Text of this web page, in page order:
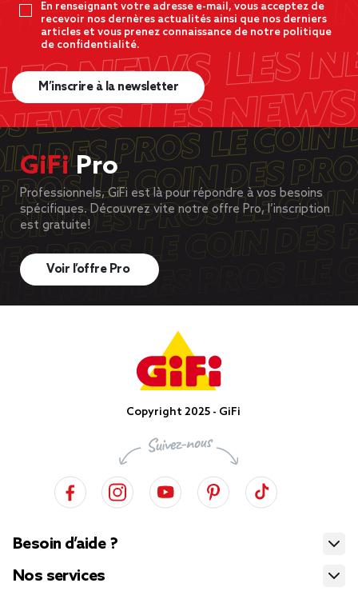
En renseignant votre adresse e-mail, vous acceptez de
recevoir nos dernères actualités ainsi que nos derniers
articles et vous prenez connaissance de notre politique
de confidentialité.
M’inscrire à la newsletter
GiFiPro
Professionnels, GiFi est là pour répondre à vos besoins
spécifiques. Découvrez vite notre offre Pro, l’inscription
est gratuite!
Voir l’offre Pro
Copyright 2025 - GiFi
Besoin d’aide ?
Nos services